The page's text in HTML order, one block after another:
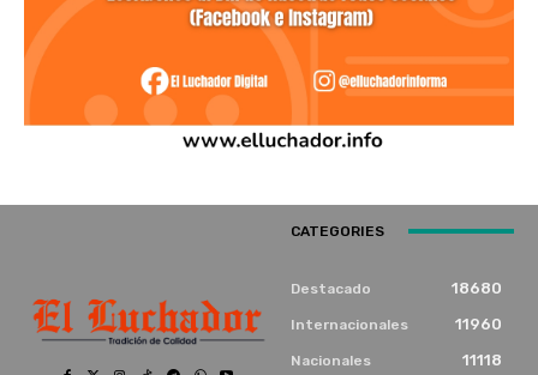
CATEGORIES
Destacado 18680
Internacionales 11960
Nacionales 11118